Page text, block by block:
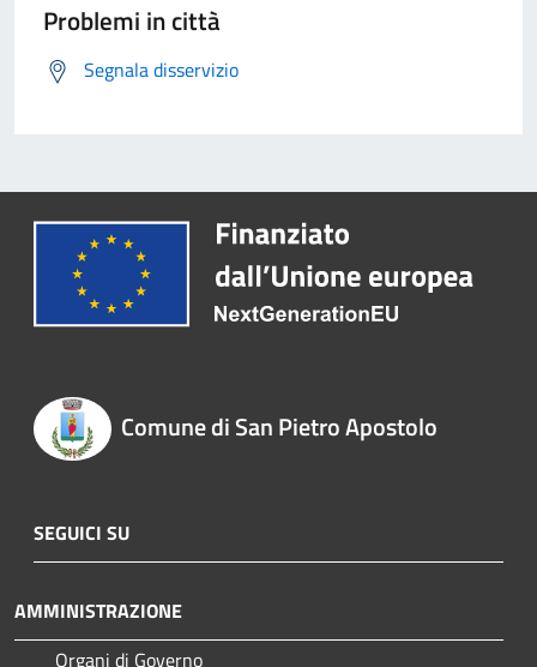
Problemi in città
Segnala disservizio
Comune di San Pietro Apostolo
SEGUICI SU
AMMINISTRAZIONE
Organi di Governo